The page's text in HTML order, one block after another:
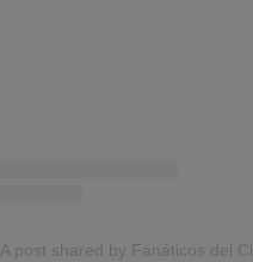
A post shared by Fanáticos del